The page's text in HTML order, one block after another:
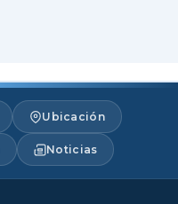
Ubicación
Noticias